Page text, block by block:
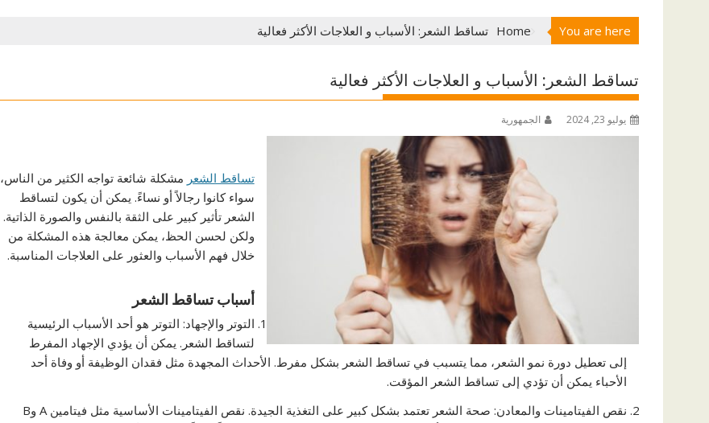
You are here
Home تساقط الشعر: الأسباب و العلاجات الأكثر فعالية
تساقط الشعر: الأسباب و العلاجات الأكثر فعالية
يوليو 23, 2024 الجمهورية
تساقط الشعر مشكلة شائعة تواجه الكثير من الناس،
سواء كانوا رجالاً أو نساءً. يمكن أن يكون لتساقط
الشعر تأثير كبير على الثقة بالنفس والصورة الذاتية.
ولكن لحسن الحظ، يمكن معالجة هذه المشكلة من
خلال فهم الأسباب والعثور على العلاجات المناسبة.
أسباب تساقط الشعر
التوتر والإجهاد: التوتر هو أحد الأسباب الرئيسية
لتساقط الشعر. يمكن أن يؤدي الإجهاد المفرط
إلى تعطيل دورة نمو الشعر، مما يتسبب في تساقط الشعر بشكل مفرط. الأحداث المجهدة مثل فقدان الوظيفة أو وفاة أحد
الأحباء يمكن أن تؤدي إلى تساقط الشعر المؤقت.
نقص الفيتامينات والمعادن: صحة الشعر تعتمد بشكل كبير على التغذية الجيدة. نقص الفيتامينات الأساسية مثل فيتامين A وB